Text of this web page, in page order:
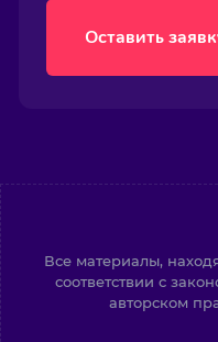
Оставить
Все материалы,
соответствии с
авторском